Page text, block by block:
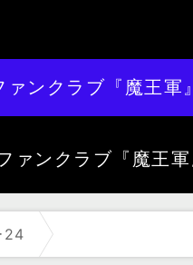
ンクラブ『魔王軍』
24